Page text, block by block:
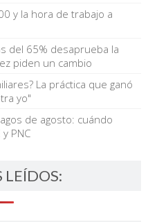
y la hora de trabajo a
del 65% desaprueba la
piden un cambio
La práctica que ganó
yo"
de agosto: cuándo
PNC